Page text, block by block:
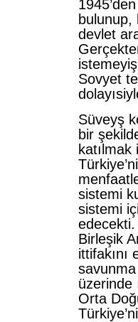
bulunup,
devlet
Sovyet
Süveyş
bir
sistemi
sistemi
edecekti.
Birleşik
üzerinde
Orta